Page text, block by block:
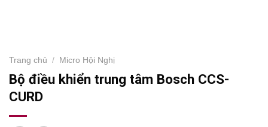
Trang chủ / Micro Hội Nghị
Bộ điều khiển trung tâm Bosch CCS-
CURD